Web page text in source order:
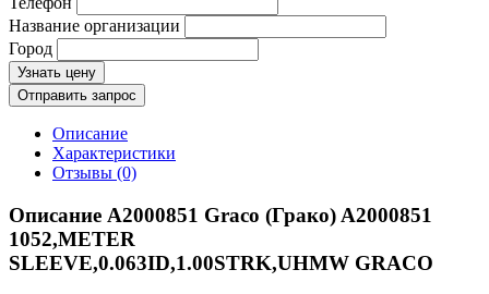
Название организации
Город
Узнать цену
Отправить запрос
Описание
Характеристики
Отзывы (0)
Описание A2000851 Graco (Грако) A2000851
1052,METER
SLEEVE,0.063ID,1.00STRK,UHMW GRACO